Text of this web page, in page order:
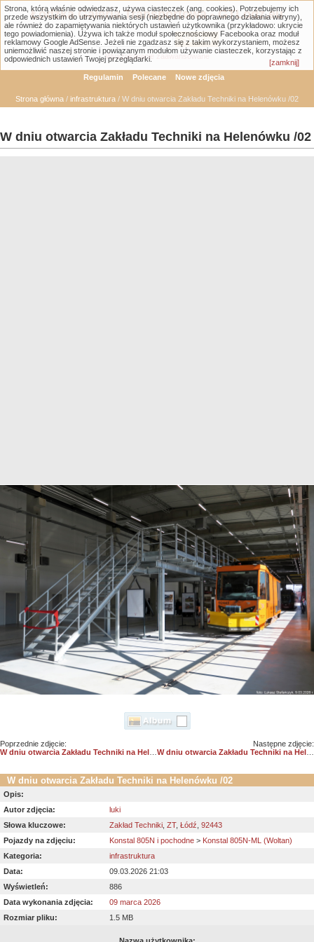
Łódzka Galeria Transportowa - GTLodz.eu
Wyszukiwanie zaawansowane
Regulamin Polecane Nowe zdjęcia
Strona główna / infrastruktura / W dniu otwarcia Zakładu Techniki na Helenówku /02
W dniu otwarcia Zakładu Techniki na Helenówku /02
Poprzednie zdjęcie:
W dniu otwarcia Zakładu Techniki na Helenówku /01
Następne zdjęcie:
W dniu otwarcia Zakładu Techniki na Helenówku /03
W dniu otwarcia Zakładu Techniki na Helenówku /02
Opis:
Autor zdjęcia:
luki
Słowa kluczowe:
Zakład Techniki ZT, Łódź 92443
Pojazdy na zdjęciu:
Konstal 805N i pochodne > Konstal 805N-ML (Woltan)
Kategoria:
infrastruktura
Data:
09.03.2026 21:03
Wyświetleń:
886
Data wykonania zdjęcia:
09 marca 2026
Rozmiar pliku:
1.5 MB
Strona, którą właśnie odwiedzasz, używa ciasteczek (ang. cookies). Potrzebujemy ich
przede wszystkim do utrzymywania sesji (niezbędne do poprawnego działania witryny),
ale również do zapamiętywania niektórych ustawień użytkownika (przykładowo: ukrycie
tego powiadomienia). Używa ich także moduł społecznościowy Facebooka oraz moduł
reklamowy Google AdSense. Jeżeli nie zgadzasz się z takim wykorzystaniem, możesz
uniemożliwić naszej stronie i powiązanym modułom używanie ciasteczek, korzystając z
odpowiednich ustawień Twojej przeglądarki.
[zamknij]